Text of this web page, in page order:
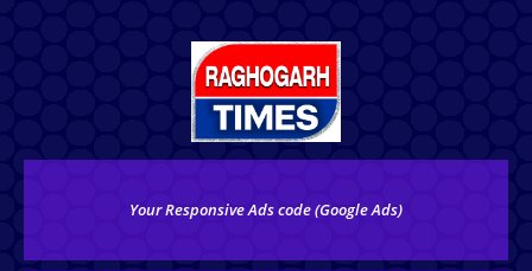
Your Responsive Ads code (Google Ads)